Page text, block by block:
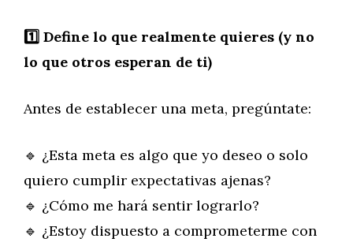
1️ Define lo que realmente quieres (y no
lo que otros esperan de ti)
Antes de establecer una meta, pregúntate:
🔹 ¿Esta meta es algo que yo deseo o solo
quiero cumplir expectativas ajenas?
🔹 ¿Cómo me hará sentir lograrlo?
🔹 ¿Estoy dispuesto a comprometerme con